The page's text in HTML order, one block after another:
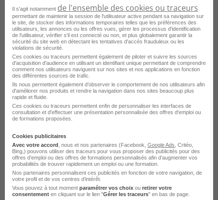
Manoeuvre TP H/F
Reims - 51 Intérim
Start People
Publié le 17 juillet 2026
Je postule
Aide Maçon VRD H/F
Reims - 51 Intérim
Start People
Il s'agit notamment de l'ensemble des cookies ou traceurs
permettant de maintenir la session de l'utilisateur active pendant sa navigation sur
le site, de stocker des informations temporaires telles que les préférences des
utilisateurs, les annonces ou les offres vues, gérer les processus d'identification
de l'utilisateur, vérifier s'il est connecté ou non, et plus globalement garantir la
sécurité du site web en détectant les tentatives d'accès frauduleux ou les
violations de sécurité.
Ces cookies ou traceurs permettent également de piloter et suivre les sources
d'acquisition d'audience en utilisant un identifiant unique permettant de comprendre
comment nos utilisateurs naviguent sur nos sites et nos applications en fonction
des différentes sources de trafic.
Ils nous permettent également d’observer le comportement de nos utilisateurs afin
d'améliorer nos produits et rendre la navigation dans nos sites beaucoup plus
rapide et fluide.
Ces cookies ou traceurs permettent enfin de personnaliser les interfaces de
consultation et d'effectuer une présentation personnalisée des offres d'emploi ou
de formations proposées.
Cookies publicitaires
Avec votre accord , nous et nos partenaires (Facebook, Google Ads , Critéo,
Bing,) pouvons utiliser des traceurs pour vous proposer des publicités pour des
offres d’emploi ou des offres de formations personnalisés afin d’augmenter vos
probabilités de trouver rapidement un emploi ou une formation.
Nos partenaires personnalisent ces publicités en fonction de votre navigation, de
votre profil et de vos centres d’intérêt.
Vous pouvez à tout moment paramétrer vos choix ou retirer votre
consentement en cliquant sur le lien "Gérer les traceurs" en bas de page.